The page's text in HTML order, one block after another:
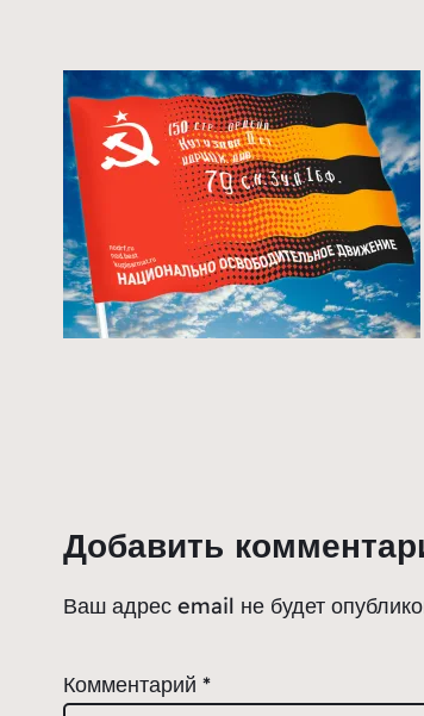
Добавить
Ваш адрес email не будет
Комментарий *